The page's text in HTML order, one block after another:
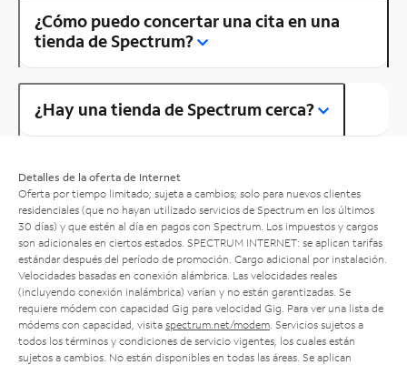
¿Cómo puedo concertar una cita en una
tienda de Spectrum?
¿Hay una tienda de Spectrum cerca?
Detalles de la oferta de Internet
Oferta por tiempo limitado; sujeta a cambios; solo para nuevos clientes
residenciales (que no hayan utilizado servicios de Spectrum en los últimos
30 días) y que estén al día en pagos con Spectrum. Los impuestos y cargos
son adicionales en ciertos estados. SPECTRUM INTERNET: se aplican tarifas
estándar después del período de promoción. Cargo adicional por instalación.
Velocidades basadas en conexión alámbrica. Las velocidades reales
(incluyendo conexión inalámbrica) varían y no están garantizadas. Se
requiere módem con capacidad Gig para velocidad Gig. Para ver una lista de
módems con capacidad, visita spectrum.net/modem . Servicios sujetos a
todos los términos y condiciones de servicio vigentes, los cuales están
sujetos a cambios. No están disponibles en todas las áreas. Se aplican